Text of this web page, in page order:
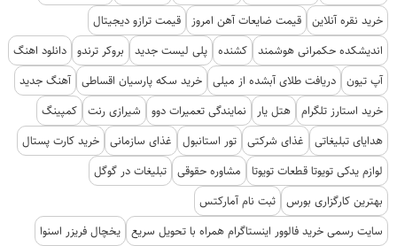
خرید نقره آنلاین قیمت ضایعات آهن امروز
قیمت ترازو دیجیتال
اندیشکده حکمرانی هوشمند کشنده پلی لیست جدید بروکر ترندو دانلود اهنگ
آپ تیون دریافت طلای آبشده از میلی خرید سکه پارسیان اقساطی آهنگ جدید
خرید استارز تلگرام هتل یار نمایندگی تعمیرات دوو شیرازی رنت کمپینگ
هدایای تبلیغاتی
غذای شرکتی تور استانبول غذای سازمانی خرید کارت پستال
لوازم یدکی تویوتا قطعات تویوتا
مشاوره حقوقی تبلیغات در گوگل
بهترین کارگزاری بورس ثبت نام آمارکتس
سایت رسمی خرید فالوور اینستاگرام همراه با تحویل سریع یخچال فریزر اسنوا